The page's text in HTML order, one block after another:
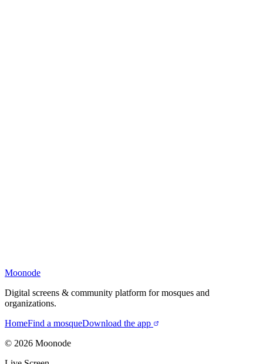
Moonode
Digital screens & community platform for mosques and
organizations.
HomeFind a mosqueDownload the app
© 2026 Moonode